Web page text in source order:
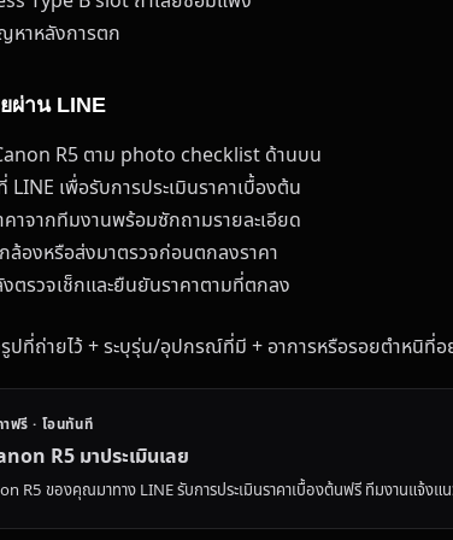
หาหลังการตก
ผ่าน LINE
R5 ตาม photo checklist ด้านบน
LINE เพื่อรับการประเมินราคาเบื้องต้น
าจากทีมงานพร้อมซักถามรายละเอียด
ล้องหรือส่งมาตรวจก่อนตกลงราคา
ตรวจเช็กและยืนยันราคาตามที่ตกลง
ปที่ถ่ายไว้ + ระบุรุ่น/อุปกรณ์ที่มี + อาการหรือรอยตำหนิที่
าฟรี · โอนทันที
R5 มาประเมินเลย
R5 ของคุณมาทาง LINE รับการประเมินราคาเบื้องต้นฟรี ทีมงานแจ้งแน